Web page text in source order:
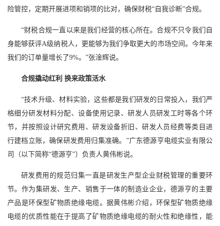
险管控，定期开展进项和销项的比对，确保财税“自我诊断”合规。
“财税合规一直以来是我们经营的核心所在。合规不只令我们自
身能够获评A级纳税人，更能够为我们争取更大的市场空间。今年来
我们的订单量增长了9%。”张淦辉说。
合规撬动红利 换来政策活水
“技术升级、材料实验，这些都是我们研发的日常投入，我们严
格细分研发材料分配、设备使用记录、研发人员研发工时等各个环
节，并按照设计研究费用、研发设备折旧、研发人员经费等类目进
行建档立账，确保研发费用归集准确。”广东德源亨电缆实业有限公
司（以下简称“德源亨”）负责人黄伟彬说。
研发费用的规范归集一直是研发生产型企业财税管理的重要环
节。作为集研发、生产、销售于一体的制造业企业，德源亨的主要
产品是环保型矿物质绝缘电缆。据黄伟彬介绍，环保型矿物质绝缘
电缆的优质性能在于提高了矿物质绝缘电缆的耐火性和绝缘性，能